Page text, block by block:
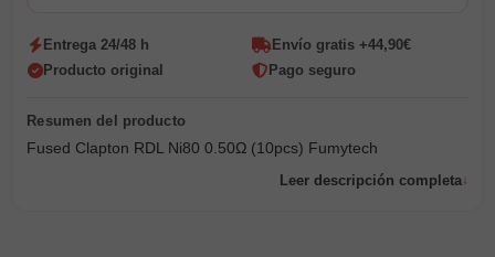
Entrega 24/48 h
Envío gratis +44,90€
Producto original
Pago seguro
Fused Clapton RDL Ni80 0.50Ω (10pcs) Fumytech
Leer descripción completa